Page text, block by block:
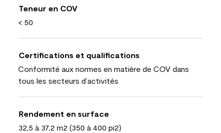
Teneur en COV
< 50
Certifications et qualifications
Conformité aux normes en matière de COV dans
tous les secteurs d’activités
Rendement en surface
32,5 à 37,2 m2 (350 à 400 pi2)